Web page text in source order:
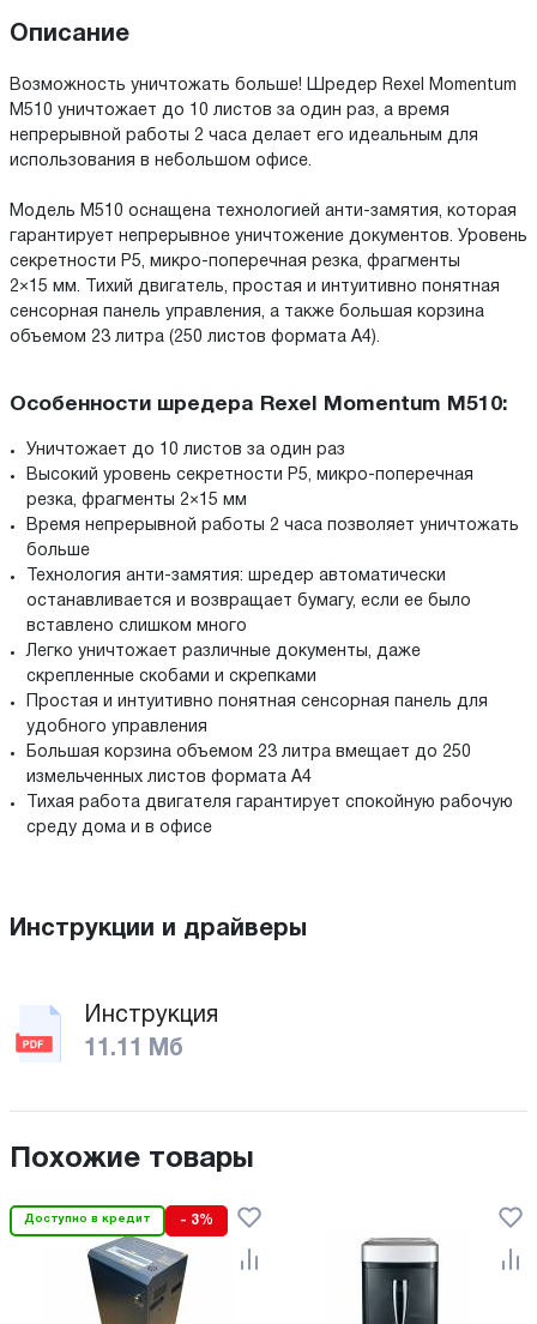
Описание
Возможность уничтожать больше! Шредер Rexel Momentum
M510 уничтожает до 10 листов за один раз, а время
непрерывной работы 2 часа делает его идеальным для
использования в небольшом офисе.
Модель M510 оснащена технологией анти-замятия, которая
гарантирует непрерывное уничтожение документов. Уровень
секретности P5, микро-поперечная резка, фрагменты
2×15 мм. Тихий двигатель, простая и интуитивно понятная
сенсорная панель управления, а также большая корзина
объемом 23 литра (250 листов формата A4).
Особенности шредера Rexel Momentum M510:
Уничтожает до 10 листов за один раз
Высокий уровень секретности P5, микро-поперечная
резка, фрагменты 2×15 мм
Время непрерывной работы 2 часа позволяет уничтожать
больше
Технология анти-замятия: шредер автоматически
останавливается и возвращает бумагу, если ее было
вставлено слишком много
Легко уничтожает различные документы, даже
скрепленные скобами и скрепками
Простая и интуитивно понятная сенсорная панель для
удобного управления
Большая корзина объемом 23 литра вмещает до 250
измельченных листов формата А4
Тихая работа двигателя гарантирует спокойную рабочую
среду дома и в офисе
Инструкции и драйверы
Инструкция
11.11 Мб
Похожие товары
Доступно в кредит - 3%